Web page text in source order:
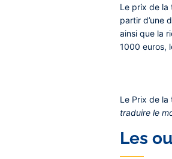
Le prix de la
partir d’une
ainsi que la
1000 euros,
Le Prix de la
traduire le
Les